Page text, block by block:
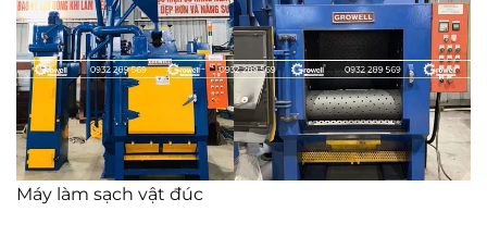
Máy làm sạch vật đúc